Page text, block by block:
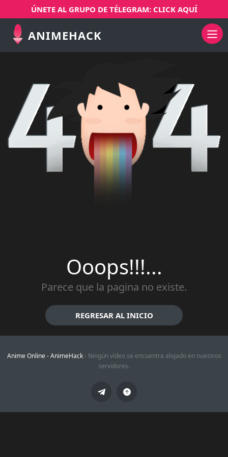
ÚNETE AL GRUPO DE TÉLEGRAM: CLICK AQUÍ
ANIMEHACK
Ooops!!!...
Parece que la pagina no existe.
REGRESAR AL INICIO
Anime Online -AnimeHack- Ningún vídeo se encuentra alojado en nuestros
servidores.